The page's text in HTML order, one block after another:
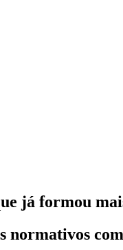
já formou
normativos